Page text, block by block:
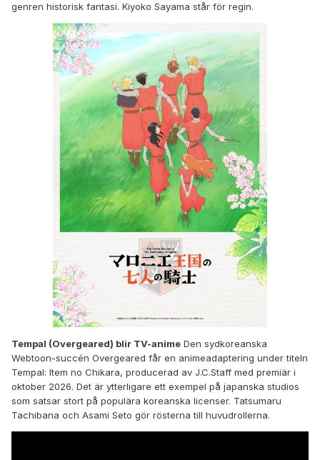
genren historisk fantasi. Kiyoko Sayama står för regin.
Tempal (Overgeared) blir TV-anime Den sydkoreanska
Webtoon-succén Overgeared får en animeadaptering under titeln
Tempal: Item no Chikara, producerad av J.C.Staff med premiär i
oktober 2026. Det är ytterligare ett exempel på japanska studios
som satsar stort på populära koreanska licenser. Tatsumaru
Tachibana och Asami Seto gör rösterna till huvudrollerna.